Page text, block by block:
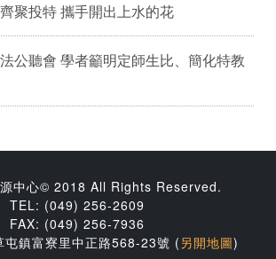
聚投特 攜手開出上水的花
公聽會 學者籲明定師生比、簡化特教
中心© 2018 All Rights Reserved.
TEL: (049) 256-2609
FAX: (049) 256-7936
屯鎮富寮里中正路568-23號 ( 另開地圖)